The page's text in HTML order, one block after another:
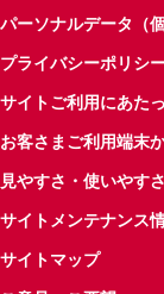
パーソナルデータ（
プライバシーポリシ
サイトご利用にあた
お客さまご利用端末
見やすさ・使いやす
サイトメンテナンス
サイトマップ